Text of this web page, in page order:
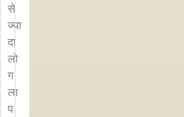
से
ज्या
दा
लो
ग
ला
प